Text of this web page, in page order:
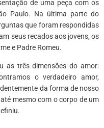
de uma peça com os
Paulo. Na última parte do
que foram respondidas
seus recados aos jovens, os
e Padre Romeu.
as três dimensões do amor:
o verdadeiro amor,
da forma de nosso
mesmo com o corpo de um